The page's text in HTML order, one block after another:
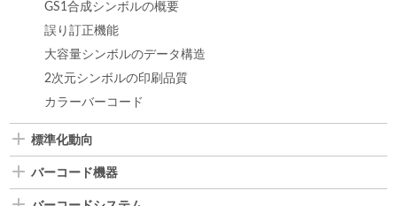
GS1合成シンボルの概要
誤り訂正機能
大容量シンボルのデータ構造
2次元シンボルの印刷品質
カラーバーコード
標準化動向
バーコード機器